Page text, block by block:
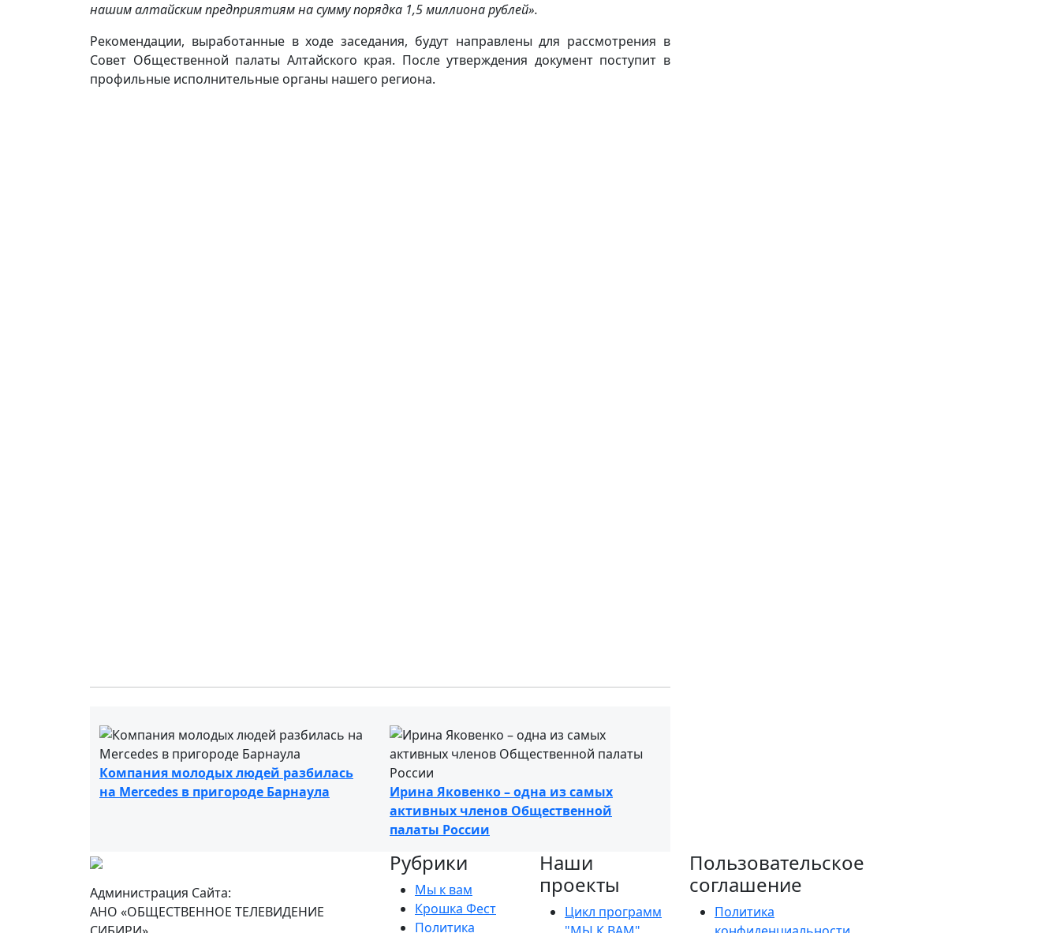
нашим алтайским предприятиям на сумму порядка 1,5 миллиона рублей».
Рекомендации, выработанные в ходе заседания, будут направлены для рассмотрения в
Совет Общественной палаты Алтайского края. После утверждения документ поступит в
профильные исполнительные органы нашего региона.
Компания молодых людей разбилась
на Mercedes в пригороде Барнаула
Ирина Яковенко – одна из самых
активных членов Общественной
палаты России
Администрация Сайта:
АНО «ОБЩЕСТВЕННОЕ ТЕЛЕВИДЕНИЕ
Рубрики
Мы к вам
Крошка Фест
Политика
Наши
проекты
Цикл программ
Пользовательское
соглашение
Политика